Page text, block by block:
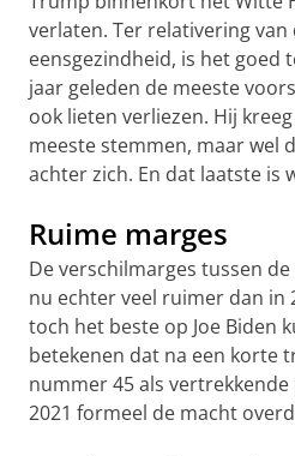
verlaten. Ter relativering van
eensgezindheid, is het goed
jaar geleden de meeste
ook lieten verliezen. Hij
meeste stemmen, maar wel
achter zich. En dat laatste is
Ruime marges
De verschilmarges tussen
nu echter veel ruimer dan in
toch het beste op Joe Biden
betekenen dat na een korte
nummer 45 als
2021 formeel de macht